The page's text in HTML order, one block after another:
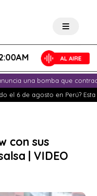
una bomba que
el 6 de agosto en Perú?
con sus
| VIDEO